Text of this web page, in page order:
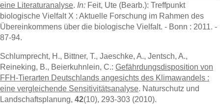
eine Literaturanalyse. In: Feit, Ute (Bearb.): Treffpunkt
biologische Vielfalt X : Aktuelle Forschung im Rahmen des
Übereinkommens über die biologische Vielfalt. - Bonn : 2011. -
87-94.
Schlumprecht, H., Bittner, T., Jaeschke, A., Jentsch, A.,
Reineking, B., Beierkuhnlein, C.: Gefährdungsdisposition von
FFH-Tierarten Deutschlands angesichts des Klimawandels :
eine vergleichende Sensitivitätsanalyse. Naturschutz und
Landschaftsplanung, 42(10), 293-303 (2010).